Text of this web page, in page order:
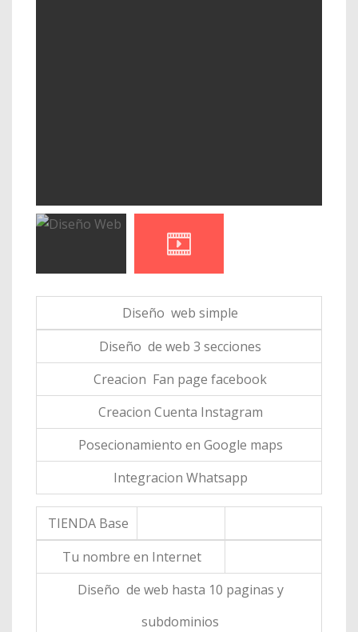
Diseño web simple
Diseño de web 3 secciones
Creacion Fan page facebook
Creacion Cuenta Instagram
Posecionamiento en Google maps
Integracion Whatsapp
TIENDA Base
Tu nombre en Internet
Diseño de web hasta 10 paginas y
subdominios